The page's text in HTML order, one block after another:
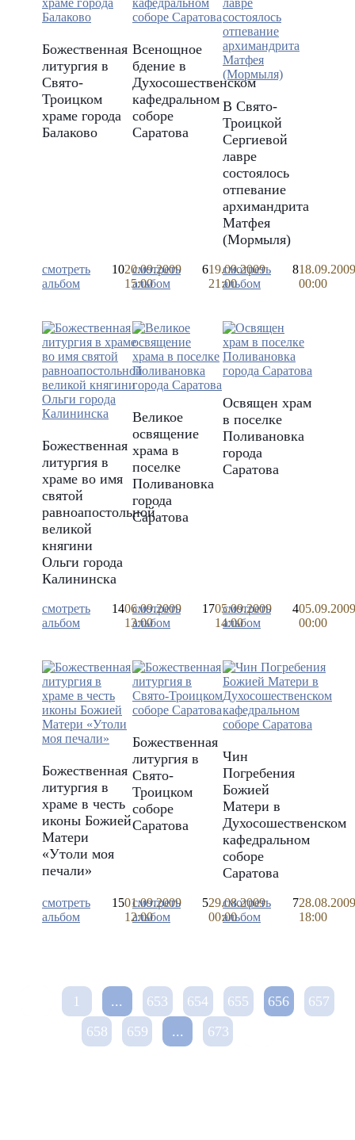
Божественная
литургия в
Свято-
Троицком
храме города
Балаково
смотреть
альбом
1020.09.2009
15:00
Всенощное
бдение в
Духосошественском
кафедральном
соборе
Саратова
смотреть
альбом
619.09.2009
21:00
В Свято-
Троицкой
Сергиевой
лавре
состоялось
отпевание
архимандрита
Матфея
(Мормыля)
смотреть
альбом
818.09.2009
00:00
Божественная
литургия в
храме во имя
святой
равноапостольной
великой
княгини
Ольги города
Калининска
смотреть
альбом
1406.09.2009
13:00
Великое
освящение
храма в
поселке
Поливановка
города
Саратова
смотреть
альбом
1705.09.2009
14:00
Освящен храм
в поселке
Поливановка
города
Саратова
смотреть
альбом
405.09.2009
00:00
Божественная
литургия в
храме в честь
иконы Божией
Матери
«Утоли моя
печали»
смотреть
альбом
1501.09.2009
12:00
Божественная
литургия в
Свято-
Троицком
соборе
Саратова
смотреть
альбом
529.08.2009
00:00
Чин
Погребения
Божией
Матери в
Духосошественском
кафедральном
соборе
Саратова
смотреть
альбом
728.08.2009
18:00
1 ... 653 654 655 656
657
658
659 ... 673